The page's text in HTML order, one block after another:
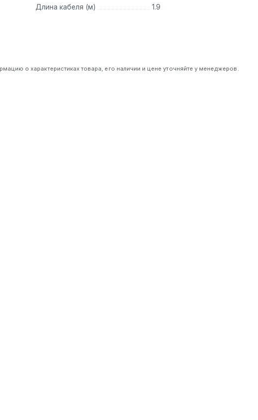
Длина кабеля (м)
1.9
о характеристиках товара, его наличии и цене уточняйте у менеджеров.